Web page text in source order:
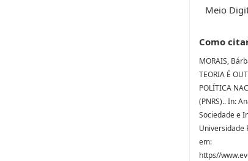
Meio
Como
MORAIS,
TEORIA É
POLÍTICA
(PNRS).. In:
Sociedade e
Universidade
em:
https//